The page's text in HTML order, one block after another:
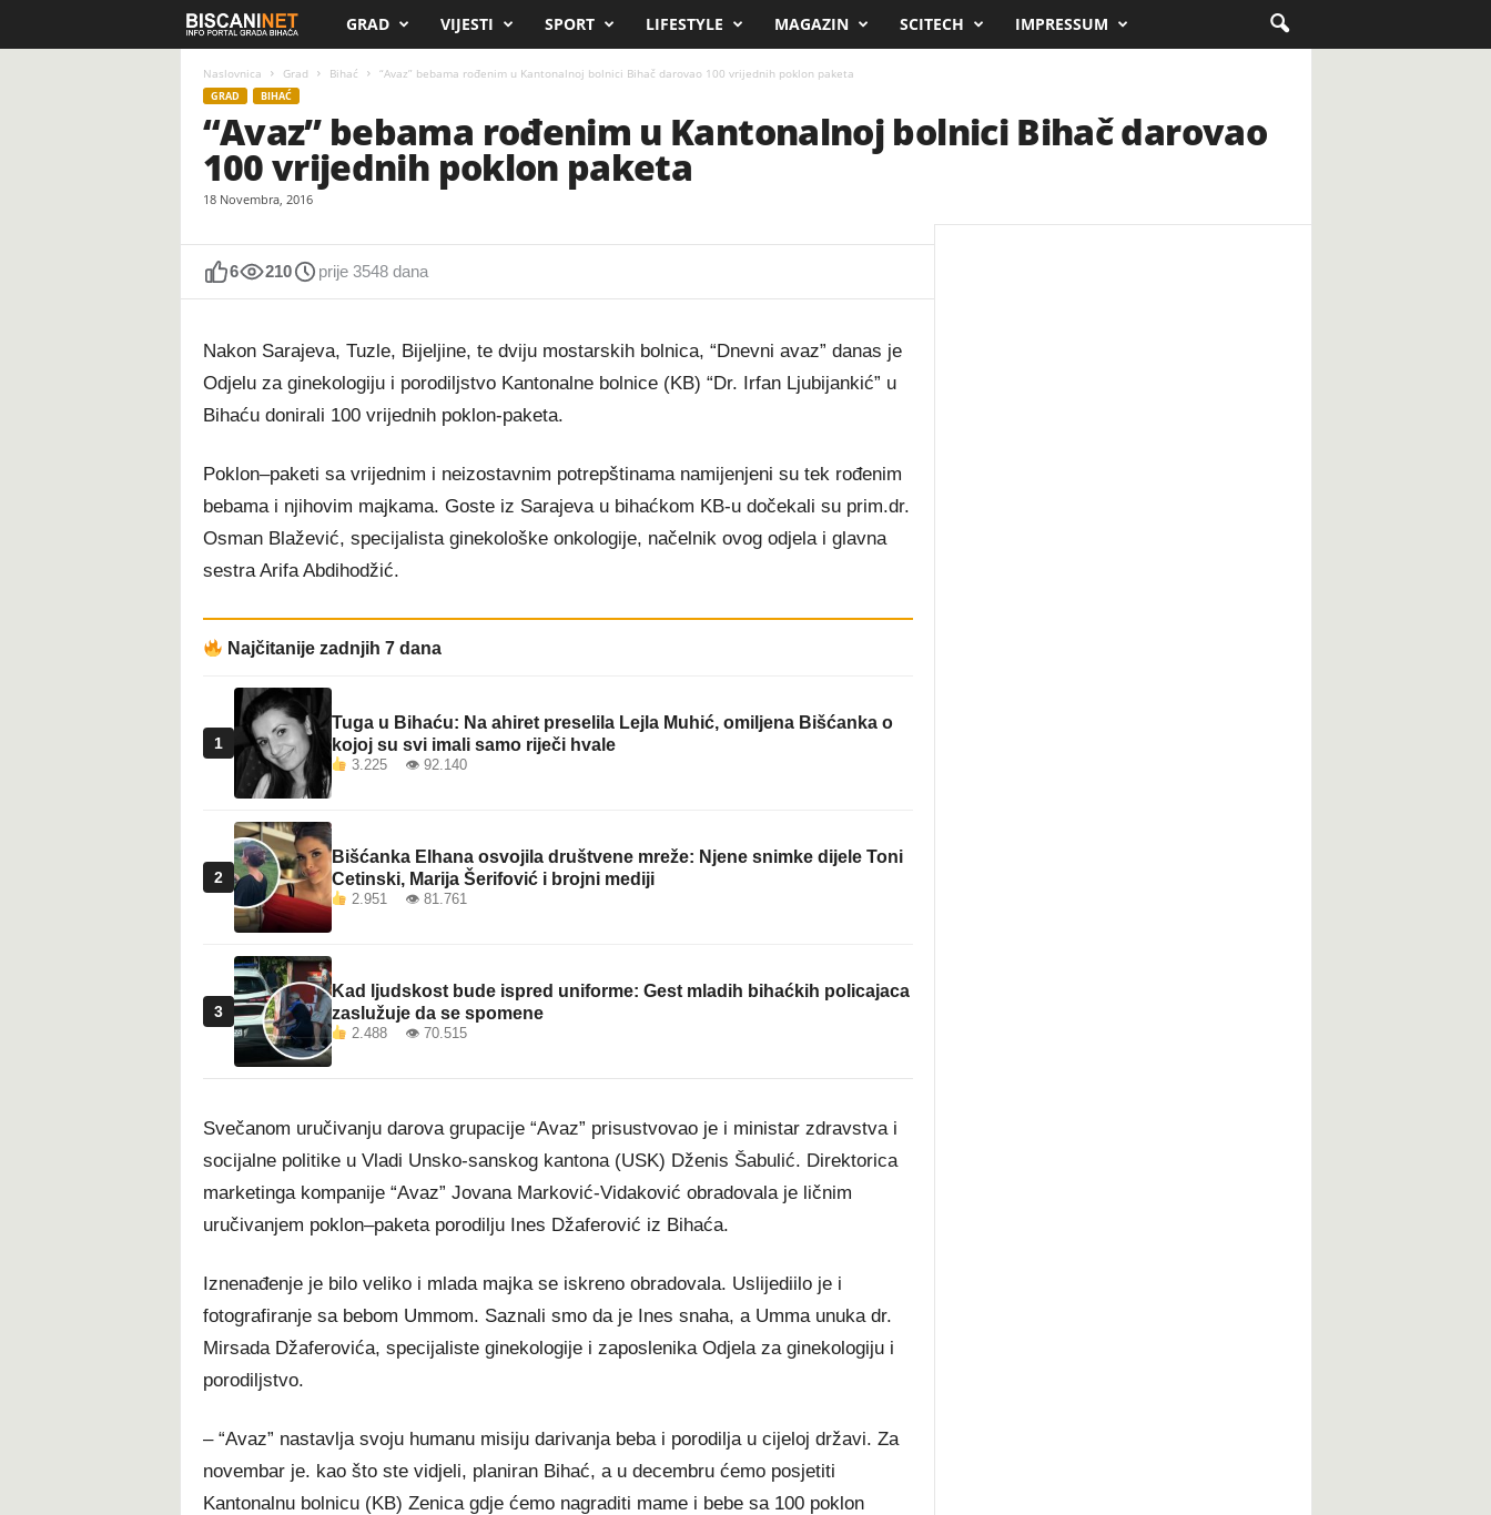
i
s
c
n
n
t
GRAD VIJESTI SPORT LIFESTYLE MAGAZIN SCITECH IMPRESSUM
Naslovnica Grad Bihać “Avaz” bebama rođenim u Kantonalnoj bolnici Bihač darovao 100 vrijednih poklon paketa
GRAD BIHAĆ
“Avaz” bebama rođenim u Kantonalnoj bolnici Bihač darovao
100 vrijednih poklon paketa
18 Novembra, 2016
6 210 prije 3548 dana
Nakon Sarajeva, Tuzle, Bijeljine, te dviju mostarskih bolnica, “Dnevni avaz” danas je
Odjelu za ginekologiju i porodiljstvo Kantonalne bolnice (KB) “Dr. Irfan Ljubijankić” u
Bihaću donirali 100 vrijednih poklon-paketa.
Poklon–paketi sa vrijednim i neizostavnim potrepštinama namijenjeni su tek rođenim
bebama i njihovim majkama. Goste iz Sarajeva u bihaćkom KB-u dočekali su prim.dr.
Osman Blažević, specijalista ginekološke onkologije, načelnik ovog odjela i glavna
sestra Arifa Abdihodžić.
Najčitanije zadnjih 7 dana
1
Tuga u Bihaću: Na ahiret preselila Lejla Muhić, omiljena Bišćanka o
kojoj su svi imali samo riječi hvale
3.225 👁 92.140
2
Bišćanka Elhana osvojila društvene mreže: Njene snimke dijele Toni
Cetinski, Marija Šerifović i brojni mediji
2.951 👁 81.761
3
Kad ljudskost bude ispred uniforme: Gest mladih bihaćkih policajaca
zaslužuje da se spomene
2.488 👁 70.515
Svečanom uručivanju darova grupacije “Avaz” prisustvovao je i ministar zdravstva i
socijalne politike u Vladi Unsko-sanskog kantona (USK) Dženis Šabulić. Direktorica
marketinga kompanije “Avaz” Jovana Marković-Vidaković obradovala je ličnim
uručivanjem poklon–paketa porodilju Ines Džaferović iz Bihaća.
Iznenađenje je bilo veliko i mlada majka se iskreno obradovala. Uslijediilo je i
fotografiranje sa bebom Ummom. Saznali smo da je Ines snaha, a Umma unuka dr.
Mirsada Džaferovića, specijaliste ginekologije i zaposlenika Odjela za ginekologiju i
porodiljstvo.
– “Avaz” nastavlja svoju humanu misiju darivanja beba i porodilja u cijeloj državi. Za
novembar je. kao što ste vidjeli, planiran Bihać, a u decembru ćemo posjetiti
Kantonalnu bolnicu (KB) Zenica gdje ćemo nagraditi mame i bebe sa 100 poklon